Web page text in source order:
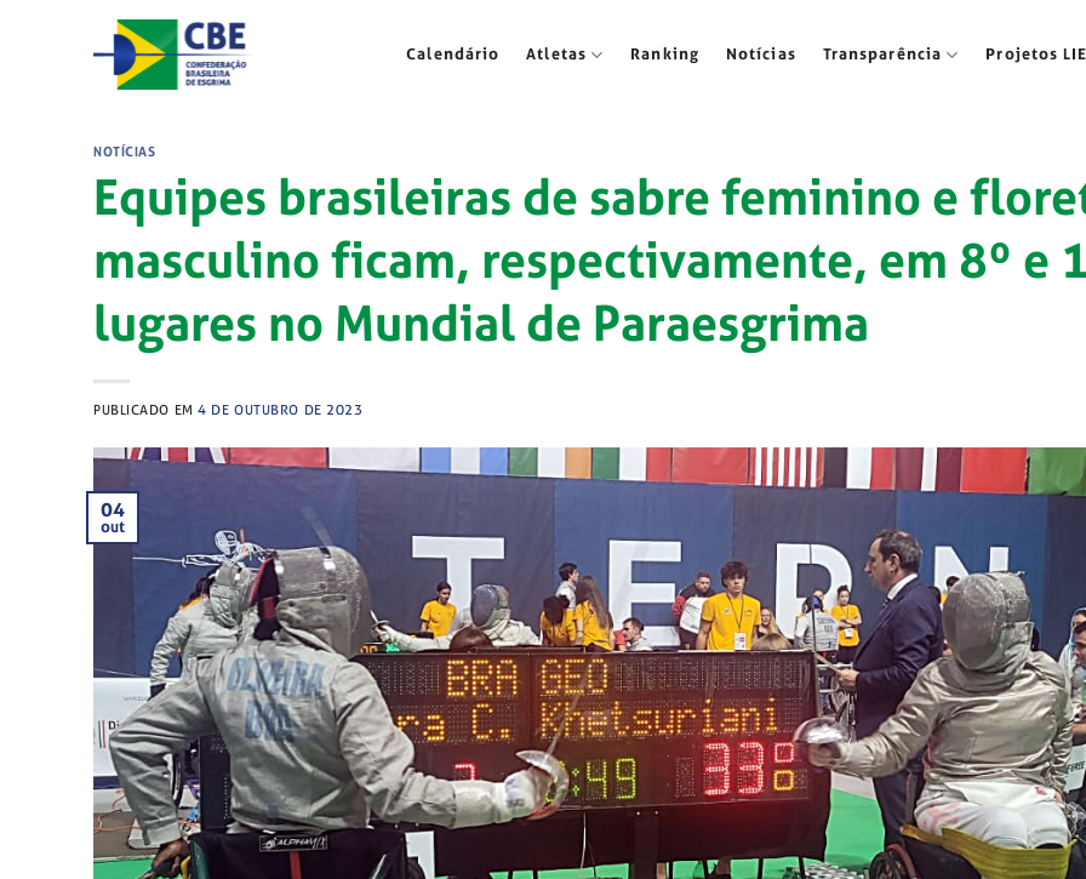
Calendário Atletas Ranking Notícias Transparência Projetos LIE
NOTÍCIAS
Equipes brasileiras de sabre feminino e
masculino ficam, respectivamente, em 8º e
lugares no Mundial de Paraesgrima
PUBLICADO EM4 DE OUTUBRO DE 2023
04
out